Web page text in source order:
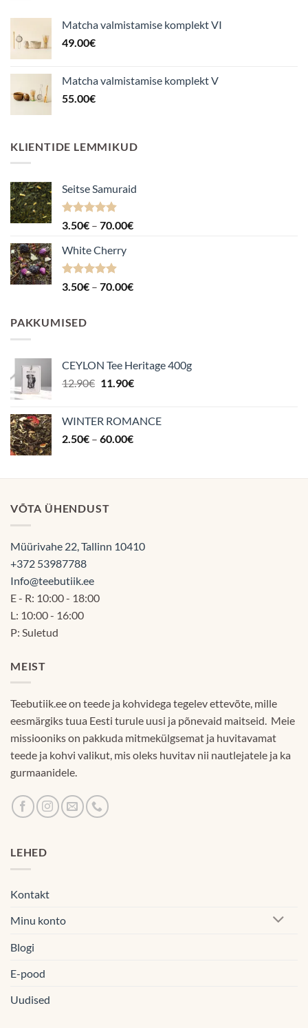
Matcha valmistamise komplekt VI
49.00€
Matcha valmistamise komplekt V
55.00€
KLIENTIDE LEMMIKUD
Seitse Samuraid
Hinnanguga
3.50€ – 70.00€Hinnavahemik:
White Cherry
Hinnanguga
3.50€ – 70.00€Hinnavahemik:
PAKKUMISED
CEYLON Tee Heritage 400g
12.90€ Algne
12.90€.
11.90€Praegune
11.90€.
WINTER ROMANCE
2.50€ – 60.00€Hinnavahemik:
60.00€
VÕTA ÜHENDUST
Müürivahe 22, Tallinn 10410
+372 53987788
Info@teebutiik.ee
E - R: 10:00 - 18:00
L: 10:00 - 16:00
P: Suletud
MEIST
Teebutiik.ee on teede ja kohvidega tegelev ettevõte, mille
eesmärgiks tuua Eesti turule uusi ja põnevaid maitseid. Meie
missiooniks on pakkuda mitmekülgsemat ja huvitavamat
teede ja kohvi valikut, mis oleks huvitav nii nautlejatele ja ka
gurmaanidele.
LEHED
Kontakt
Minu konto
Blogi
E-pood
Uudised